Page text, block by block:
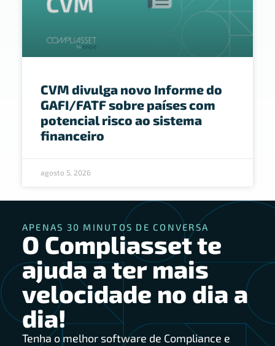
CVM divulga novo Informe do
GAFI/FATF sobre países com
potencial risco ao sistema
financeiro
agosto 5, 2026
APENAS 30 MINUTOS DE CONVERSA
O Compliasset te
ajuda a ter mais
velocidade no dia a
dia!
Tenha o melhor software de Compliance e